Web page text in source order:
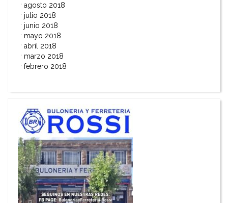
agosto 2018
julio 2018
junio 2018
mayo 2018
abril 2018
marzo 2018
febrero 2018